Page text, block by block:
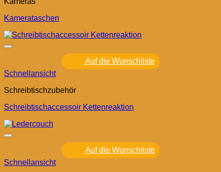
Kamerataschen
Auf die Wunschliste
Schnellansicht
Schreibtischzubehör
Schreibtischaccessoir Kettenreaktion
Auf die Wunschliste
Schnellansicht